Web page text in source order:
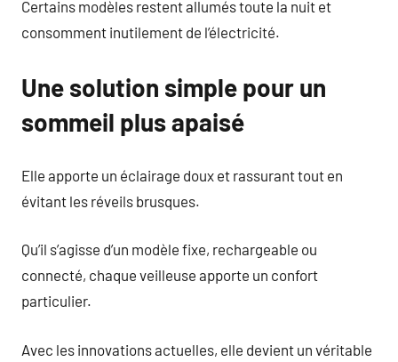
Certains modèles restent allumés toute la nuit et
consomment inutilement de l’électricité.
Une solution simple pour un
sommeil plus apaisé
Elle apporte un éclairage doux et rassurant tout en
évitant les réveils brusques.
Qu’il s’agisse d’un modèle fixe, rechargeable ou
connecté, chaque veilleuse apporte un confort
particulier.
Avec les innovations actuelles, elle devient un véritable